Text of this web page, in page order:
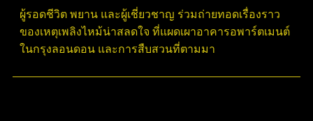
ผู้รอดชีวิต พยาน และผู้เชี่ยวชาญ ร่วมถ่ายทอดเรื่องราว
ของเหตุเพลิงไหม้น่าสลดใจ ที่แผดเผาอาคารอพาร์ตเมนต์
ในกรุงลอนดอน และการสืบสวนที่ตามมา